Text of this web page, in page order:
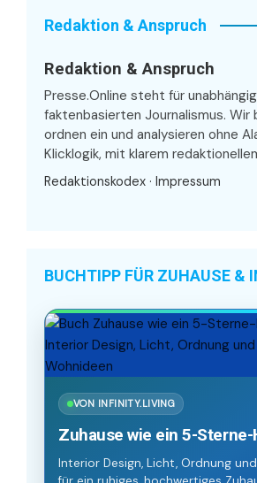
Redaktion & Anspruch
Redaktion & Anspruch
Presse.Online steht für
faktenbasierten Journalismus. Wir
ordnen ein und analysieren ohne
Klicklogik, mit klarem
Redaktionskodex · Impressum
BUCHTIPP FÜR ZUHAUSE &
VON INFINITY.LIVING
Zuhause wie ein 5-
Interior Design, Licht, Ordnung